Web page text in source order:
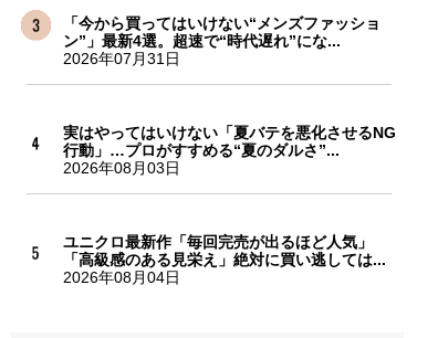
「今から買ってはいけない“メンズファッショ
ン”」最新4選。超速で“時代遅れ”にな...
2026年07月31日
実はやってはいけない「夏バテを悪化させるNG
行動」…プロがすすめる“夏のダルさ”...
2026年08月03日
ユニクロ最新作「毎回完売が出るほど人気」
「高級感のある見栄え」絶対に買い逃しては...
2026年08月04日